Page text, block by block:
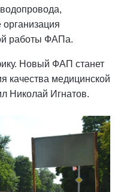
организация
работы ФАПа.
Новый ФАП станет
качества медицинской
Николай Игнатов.